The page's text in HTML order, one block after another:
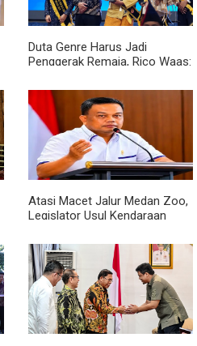
Duta Genre Harus Jadi
Penggerak Remaja, Rico Waas:
Acara
Atasi Macet Jalur Medan Zoo,
Legislator Usul Kendaraan
Royal Sumatera